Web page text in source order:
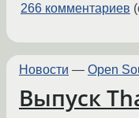
266 комментариев
Новости — Open
Выпуск